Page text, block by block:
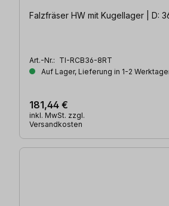
Falzfräser HW mit Kugellager | D:
Art.-Nr.: TI-RCB36-8RT
Auf Lager, Lieferung in 1-2
181,44 €
inkl. MwSt. zzgl.
Versandkosten